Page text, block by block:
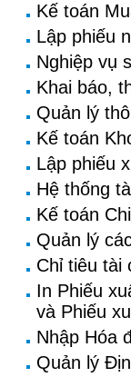
Kế toán
Lập phiếu
Nghiệp vụ
Khai báo,
Quản lý
Kế toán
Lập phiếu
Hệ thống
Kế toán
Quản lý
Chỉ tiêu tài
In Phiếu
và Phiếu
Nhập Hóa
Quản lý